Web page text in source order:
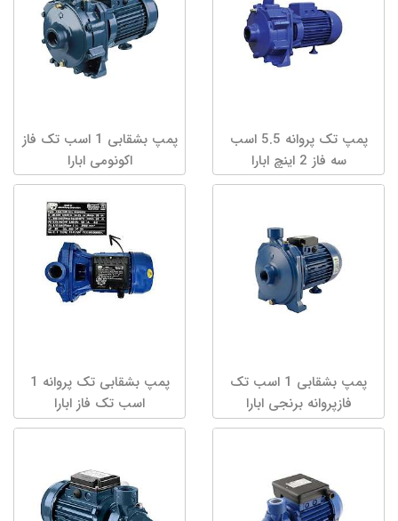
پمپ تک پروانه 5.5 اسب
سه فاز 2 اینچ ابارا
پمپ بشقابی 1 اسب تک فاز
اکونومی ابارا
پمپ بشقابی 1 اسب تک
فازپروانه برنجی ابارا
پمپ بشقابی تک پروانه 1
اسب تک فاز ابارا